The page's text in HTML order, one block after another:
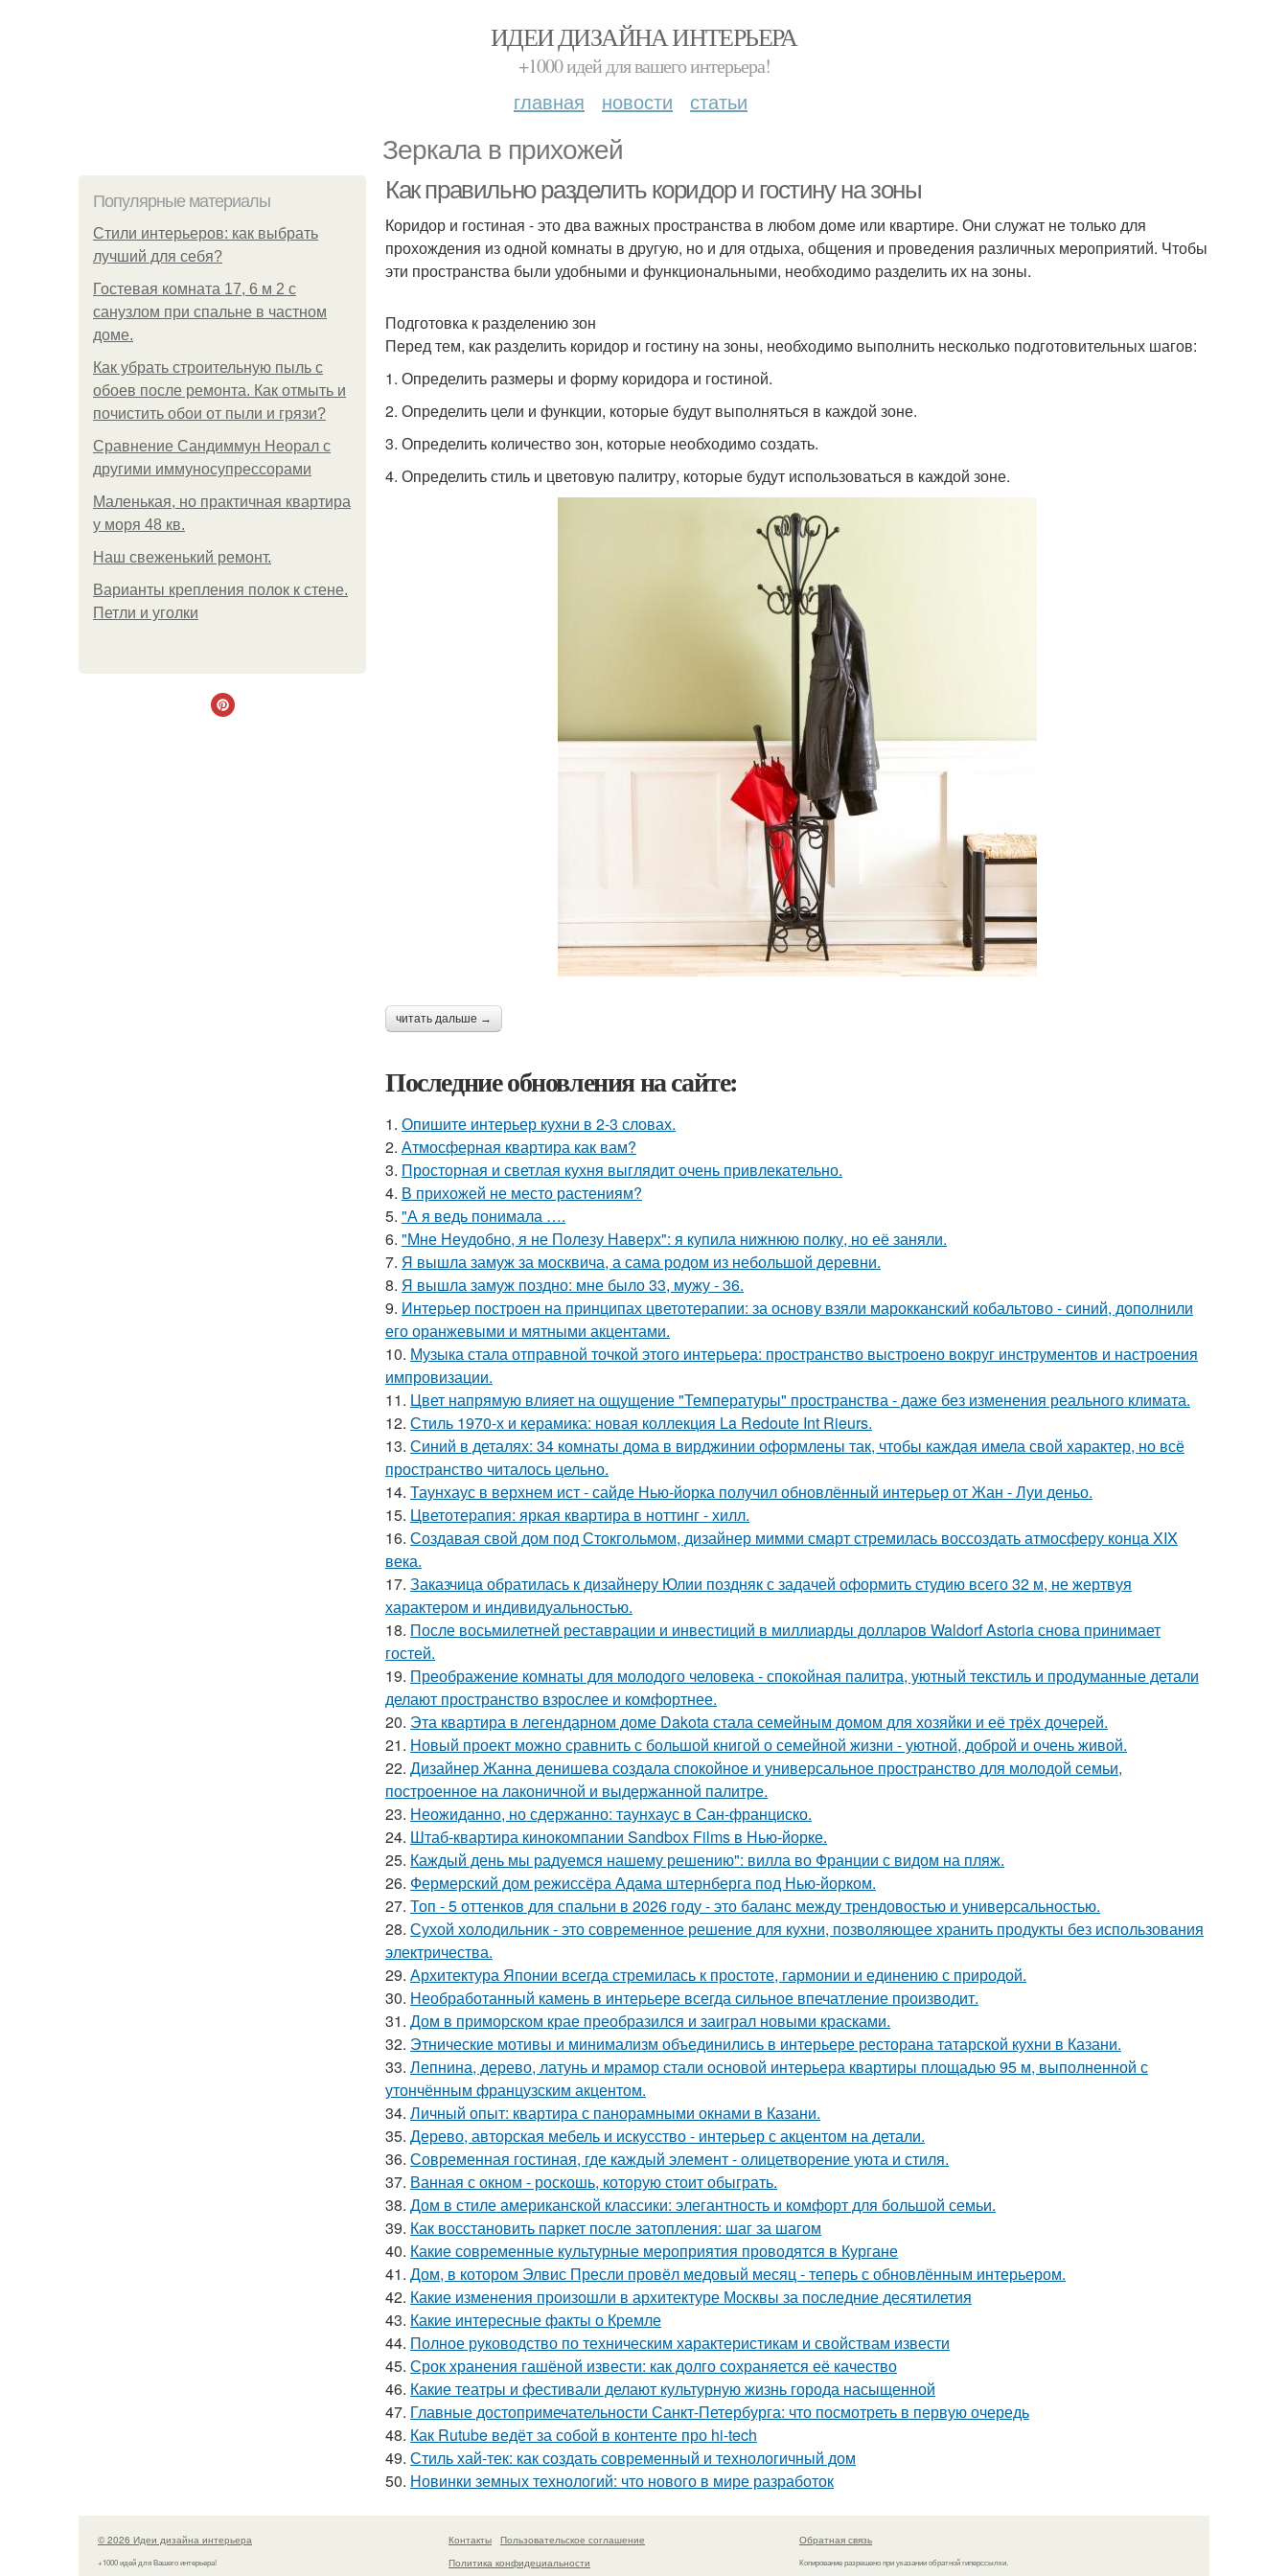
ИДЕИ ДИЗАЙНА ИНТЕРЬЕРА
+1000 идей для вашего интерьера!
главная новости статьи
Зеркала в прихожей
Популярные материалы
Стили интерьеров: как выбрать
лучший для себя?
Гостевая комната 17, 6 м 2 с
санузлом при спальне в частном
доме.
Как убрать строительную пыль с
обоев после ремонта. Как отмыть и
почистить обои от пыли и грязи?
Сравнение Сандиммун Неорал с
другими иммуносупрессорами
Маленькая, но практичная квартира
у моря 48 кв.
Наш свеженький ремонт.
Варианты крепления полок к стене.
Петли и уголки
Как правильно разделить коридор и гостину на зоны
Коридор и гостиная - это два важных пространства в любом доме или квартире. Они служат не только для
прохождения из одной комнаты в другую, но и для отдыха, общения и проведения различных мероприятий. Чтобы
эти пространства были удобными и функциональными, необходимо разделить их на зоны.
Подготовка к разделению зон
Перед тем, как разделить коридор и гостину на зоны, необходимо выполнить несколько подготовительных шагов:
1. Определить размеры и форму коридора и гостиной.
2. Определить цели и функции, которые будут выполняться в каждой зоне.
3. Определить количество зон, которые необходимо создать.
4. Определить стиль и цветовую палитру, которые будут использоваться в каждой зоне.
читать дальше →
Последние обновления на сайте:
1. Опишите интерьер кухни в 2-3 словах.
2. Атмосферная квартира как вам?
3. Просторная и светлая кухня выглядит очень привлекательно.
4. В прихожей не место растениям?
5. "А я ведь понимала ….
6. "Мне Неудобно, я не Полезу Наверх": я купила нижнюю полку, но её заняли.
7. Я вышла замуж за москвича, а сама родом из небольшой деревни.
8. Я вышла замуж поздно: мне было 33, мужу - 36.
9. Интерьер построен на принципах цветотерапии: за основу взяли марокканский кобальтово - синий, дополнили
его оранжевыми и мятными акцентами.
10. Музыка стала отправной точкой этого интерьера: пространство выстроено вокруг инструментов и настроения
импровизации.
11. Цвет напрямую влияет на ощущение "Температуры" пространства - даже без изменения реального климата.
12. Стиль 1970-х и керамика: новая коллекция La Redoute Int Rieurs.
13. Синий в деталях: 34 комнаты дома в вирджинии оформлены так, чтобы каждая имела свой характер, но всё
пространство читалось цельно.
14. Таунхаус в верхнем ист - сайде Нью-йорка получил обновлённый интерьер от Жан - Луи деньо.
15. Цветотерапия: яркая квартира в ноттинг - хилл.
16. Создавая свой дом под Стокгольмом, дизайнер мимми смарт стремилась воссоздать атмосферу конца XIX
века.
17. Заказчица обратилась к дизайнеру Юлии поздняк с задачей оформить студию всего 32 м, не жертвуя
характером и индивидуальностью.
18. После восьмилетней реставрации и инвестиций в миллиарды долларов Waldorf Astoria снова принимает
гостей.
19. Преображение комнаты для молодого человека - спокойная палитра, уютный текстиль и продуманные детали
делают пространство взрослее и комфортнее.
20. Эта квартира в легендарном доме Dakota стала семейным домом для хозяйки и её трёх дочерей.
21. Новый проект можно сравнить с большой книгой о семейной жизни - уютной, доброй и очень живой.
22. Дизайнер Жанна денишева создала спокойное и универсальное пространство для молодой семьи,
построенное на лаконичной и выдержанной палитре.
23. Неожиданно, но сдержанно: таунхаус в Сан-франциско.
24. Штаб-квартира кинокомпании Sandbox Films в Нью-йорке.
25. Каждый день мы радуемся нашему решению": вилла во Франции с видом на пляж.
26. Фермерский дом режиссёра Адама штернберга под Нью-йорком.
27. Топ - 5 оттенков для спальни в 2026 году - это баланс между трендовостью и универсальностью.
28. Сухой холодильник - это современное решение для кухни, позволяющее хранить продукты без использования
электричества.
29. Архитектура Японии всегда стремилась к простоте, гармонии и единению с природой.
30. Необработанный камень в интерьере всегда сильное впечатление производит.
31. Дом в приморском крае преобразился и заиграл новыми красками.
32. Этнические мотивы и минимализм объединились в интерьере ресторана татарской кухни в Казани.
33. Лепнина, дерево, латунь и мрамор стали основой интерьера квартиры площадью 95 м, выполненной с
утончённым французским акцентом.
34. Личный опыт: квартира с панорамными окнами в Казани.
35. Дерево, авторская мебель и искусство - интерьер с акцентом на детали.
36. Современная гостиная, где каждый элемент - олицетворение уюта и стиля.
37. Ванная с окном - роскошь, которую стоит обыграть.
38. Дом в стиле американской классики: элегантность и комфорт для большой семьи.
39. Как восстановить паркет после затопления: шаг за шагом
40. Какие современные культурные мероприятия проводятся в Кургане
41. Дом, в котором Элвис Пресли провёл медовый месяц - теперь с обновлённым интерьером.
42. Какие изменения произошли в архитектуре Москвы за последние десятилетия
43. Какие интересные факты о Кремле
44. Полное руководство по техническим характеристикам и свойствам извести
45. Срок хранения гашёной извести: как долго сохраняется её качество
46. Какие театры и фестивали делают культурную жизнь города насыщенной
47. Главные достопримечательности Санкт-Петербурга: что посмотреть в первую очередь
48. Как Rutube ведёт за собой в контенте про hi-tech
49. Стиль хай-тек: как создать современный и технологичный дом
50. Новинки земных технологий: что нового в мире разработок
© 2026 Идеи дизайна интерьера
+1000 идей для Вашего интерьера!
Контакты
Пользовательское соглашение
Политика конфидециальности
Обратная связь
Копирование разрешено при указании обратной гиперссылки.